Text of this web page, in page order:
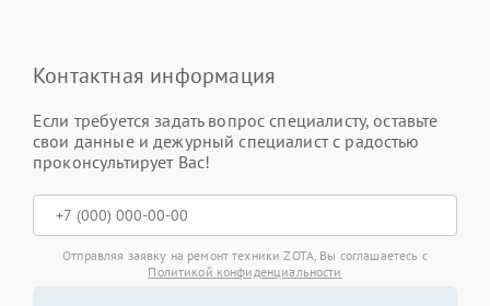
Контактная информация
Если требуется задать вопрос специалисту, оставьте
свои данные и дежурный специалист с радостью
проконсультирует Вас!
Отправляя заявку на ремонт техники ZOTA, Вы соглашаетесь с
Политикой конфиденциальности